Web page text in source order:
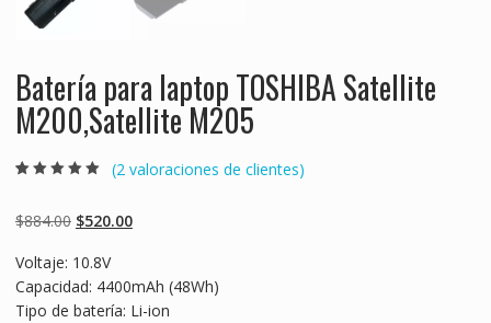
Batería para laptop TOSHIBA Satellite
M200,Satellite M205
basado en
puntuaciones
(2 valoraciones de clientes)
$884.00 Original
was:
$884.00.
$520.00Current
$520.00.
Voltaje: 10.8V
Capacidad: 4400mAh (48Wh)
Tipo de batería: Li-ion